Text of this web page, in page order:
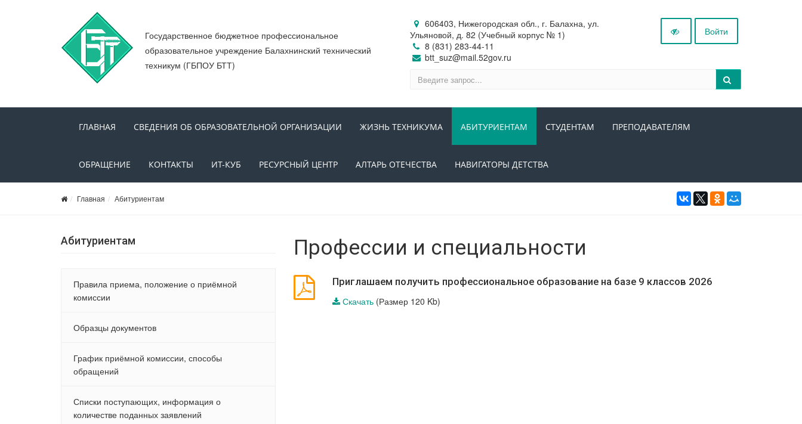
Государственное бюджетное профессиональное
образовательное учреждение Балахнинский технический
техникум (ГБПОУ БТТ)
606403, Нижегородская обл., г. Балахна, ул.
Ульяновой, д. 82 (Учебный корпус № 1)
8 (831) 283-44-11
btt_suz@mail.52gov.ru
Войти
ГЛАВНАЯ СВЕДЕНИЯ ОБ ОБРАЗОВАТЕЛЬНОЙ ОРГАНИЗАЦИИ ЖИЗНЬ ТЕХНИКУМА АБИТУРИЕНТАМ СТУДЕНТАМ ПРЕПОДАВАТЕЛЯМ
ОБРАЩЕНИЕ КОНТАКТЫ ИТ-КУБ РЕСУРСНЫЙ ЦЕНТР АЛТАРЬ ОТЕЧЕСТВА НАВИГАТОРЫ ДЕТСТВА
Главная Абитуриентам
Абитуриентам
Правила приема, положение о приёмной
комиссии
Образцы документов
График приёмной комиссии, способы
обращений
Списки поступающих, информация о
количестве поданных заявлений
Профессии и специальности
Приглашаем получить профессиональное образование на базе 9 классов 2026
Скачать(Размер 120 Kb)